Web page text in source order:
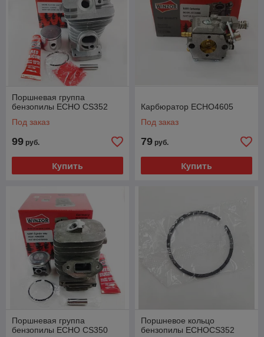
Поршневая группа
бензопилы ECHO СS352
Под заказ
99 руб.
Купить
Карбюратор ECHO4605
Под заказ
79 руб.
Купить
Поршневая группа
бензопилы ECHO CS350
Поршневое кольцо
бензопилы ECHOCS352